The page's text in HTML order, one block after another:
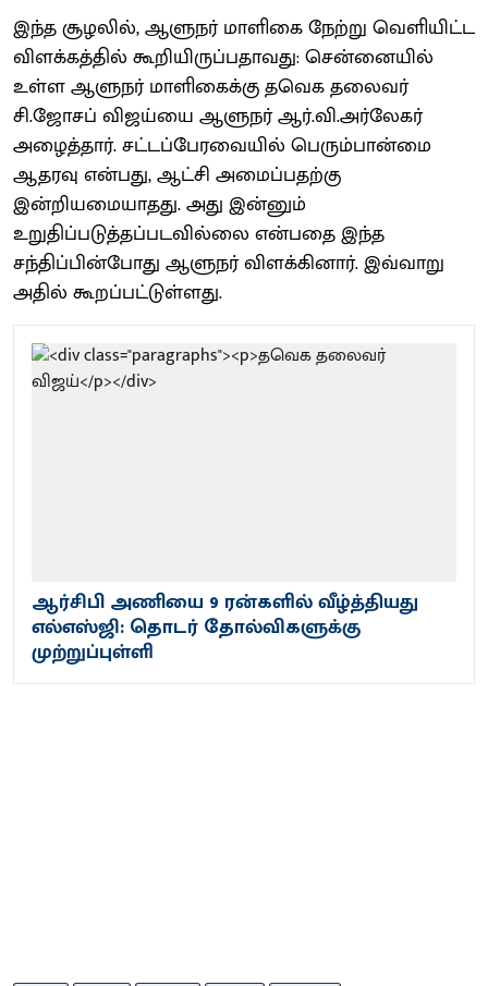
இந்த சூழலில், ஆளுநர் மாளிகை நேற்று வெளியிட்ட
விளக்கத்தில் கூறியிருப்பதாவது: சென்னையில்
உள்ள ஆளுநர் மாளிகைக்கு தவெக தலைவர்
சி.ஜோசப் விஜய்யை ஆளுநர் ஆர்.வி.அர்லேகர்
அழைத்தார். சட்டப்பேரவையில் பெரும்பான்மை
ஆதரவு என்பது, ஆட்சி அமைப்பதற்கு
இன்றியமையாதது. அது இன்னும்
உறுதிப்படுத்தப்படவில்லை என்பதை இந்த
சந்திப்பின்போது ஆளுநர் விளக்கினார். இவ்வாறு
அதில் கூறப்பட்டுள்ளது.
ஆர்சிபி அணியை 9 ரன்களில் வீழ்த்தியது
எல்எஸ்ஜி: தொடர் தோல்விகளுக்கு
முற்றுப்புள்ளி